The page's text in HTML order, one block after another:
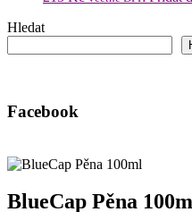
Hledat
Facebook
BlueCap Pěna